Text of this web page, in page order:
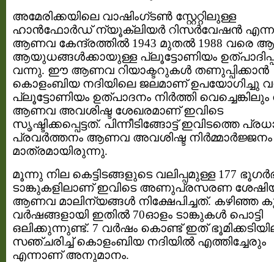
അമേരിക്കയിലെ വാഷിംഗ്ടൺ സ്റ്റേറ്റിലുള്ള
ഹാൻഫോർഡ് ന്യൂക്ലിയർ റിസർവേഷൻ എന്ന
ആണവ കേന്ദ്രത്തിൽ 1943 മുതൽ 1988 വരെ
ആയുധങ്ങൾക്കായുള്ള പ്ലൂട്ടോണിയം
വന്നു. ഈ ആണവ റിയാക്ടറുകൾ തണുപ്പിക്കാൻ
കൊളംബിയ നദിയിലെ ജലമാണ് ഉപയോഗിച്ചു
പ്ലൂട്ടോണിയം ഉത്പാദനം നിർത്തി
ആണവ അവശിഷ്ട ശേഖരമാണ് ഇവിടെ
സൃഷ്ടിക്കപ്പെട്ടത്. പിന്നീടിങ്ങോട്ട് ഇവിടത്തെ
പ്രവർത്തനം ആണവ അവശിഷ്ട നിർമ്മാർജ്ജനം
മാത്രമായിരുന്നു.
മൂന്നു നില കെട്ടിടങ്ങളുടെ വലിപ്പമുള്ള 177
ടാങ്കുകളിലാണ് ഇവിടെ അണുപ്രസരണ
ആണവ മാലിന്യങ്ങൾ നിക്ഷേപിച്ചത്. കഴിഞ്ഞ
വർഷങ്ങളായി ഇതിൽ 70ഓളം ടാങ്കുകൾ പൊട്ടി
ഒലിക്കുന്നുണ്ട്. 7 വർഷം കൊണ്ട് ഇത്
സഞ്ചരിച്ച് കൊളംബിയ നദിയിൽ എത്തിച്ചേരും
എന്നാണ് അനുമാനം.